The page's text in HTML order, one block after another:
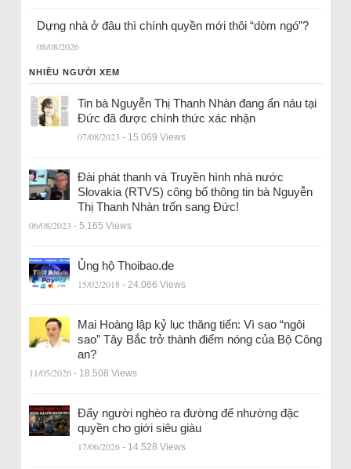
Dựng nhà ở đâu thì chính quyền mới thôi “dòm ngó”?
08/08/2026
NHIỀU NGƯỜI XEM
Tin bà Nguyễn Thị Thanh Nhàn đang ẩn náu tại
Đức đã được chính thức xác nhận
07/08/2023 - 15.069 Views
Đài phát thanh và Truyền hình nhà nước
Slovakia (RTVS) công bố thông tin bà Nguyễn
Thị Thanh Nhàn trốn sang Đức!
06/08/2023 - 5.165 Views
Ủng hộ Thoibao.de
15/02/2018 - 24.066 Views
Mai Hoàng lập kỷ lục thăng tiến: Vì sao “ngôi
sao” Tây Bắc trở thành điểm nóng của Bộ Công
an?
11/05/2026 - 18.508 Views
Đẩy người nghèo ra đường để nhường đặc
quyền cho giới siêu giàu
17/06/2026 - 14.528 Views